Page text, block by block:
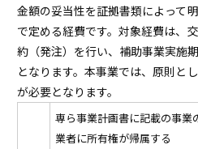
金額の妥当性を証拠書類によって
で定める経費です。対象経費は、
約（発注）を行い、補助事業実施
となります。本事業では、原則と
が必要となります。
専ら事業計画書に記載の事
業者に所有権が帰属する